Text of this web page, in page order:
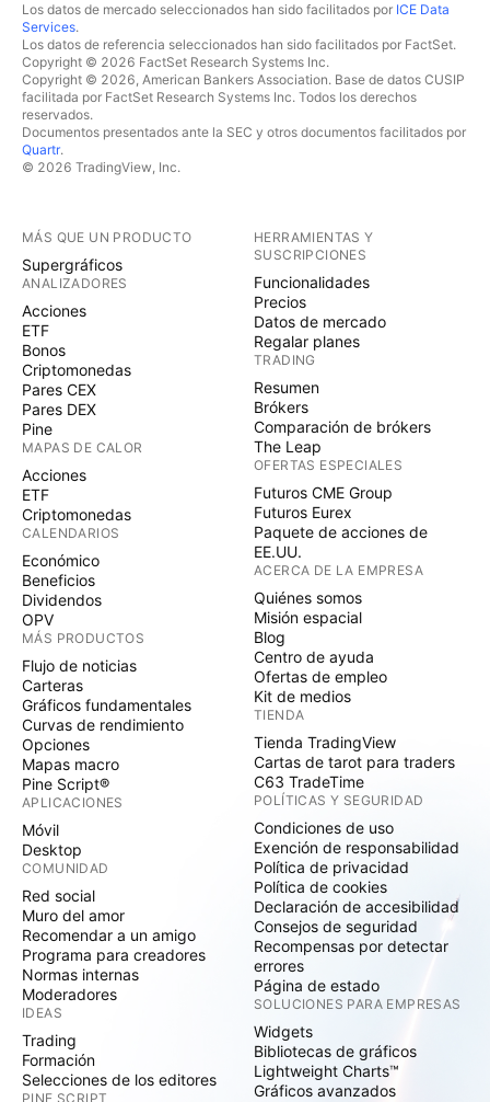
Los datos de mercado seleccionados han sido facilitados por ICE Data
Services.
Los datos de referencia seleccionados han sido facilitados por FactSet.
Copyright © 2026 FactSet Research Systems Inc.
Copyright © 2026, American Bankers Association. Base de datos CUSIP
facilitada por FactSet Research Systems Inc. Todos los derechos
reservados.
Documentos presentados ante la SEC y otros documentos facilitados por
Quartr.
© 2026 TradingView, Inc.
MÁS QUE UN PRODUCTO
Supergráficos
ANALIZADORES
Acciones
ETF
Bonos
Criptomonedas
Pares CEX
Pares DEX
Pine
MAPAS DE CALOR
Acciones
ETF
Criptomonedas
CALENDARIOS
Económico
Beneficios
Dividendos
OPV
MÁS PRODUCTOS
Flujo de noticias
Carteras
Gráficos fundamentales
Curvas de rendimiento
Opciones
Mapas macro
Pine Script®
APLICACIONES
Móvil
Desktop
COMUNIDAD
Red social
Muro del amor
Recomendar a un amigo
Programa para creadores
Normas internas
Moderadores
IDEAS
Trading
Formación
Selecciones de los editores
PINE SCRIPT
HERRAMIENTAS Y
SUSCRIPCIONES
Funcionalidades
Precios
Datos de mercado
Regalar planes
TRADING
Resumen
Brókers
Comparación de brókers
The Leap
OFERTAS ESPECIALES
Futuros CME Group
Futuros Eurex
Paquete de acciones de
EE.UU.
ACERCA DE LA EMPRESA
Quiénes somos
Misión espacial
Blog
Centro de ayuda
Ofertas de empleo
Kit de medios
TIENDA
Tienda TradingView
Cartas de tarot para traders
C63 TradeTime
POLÍTICAS Y SEGURIDAD
Condiciones de uso
Exención de responsabilidad
Política de privacidad
Política de cookies
Declaración de accesibilidad
Consejos de seguridad
Recompensas por detectar
errores
Página de estado
SOLUCIONES PARA EMPRESAS
Widgets
Bibliotecas de gráficos
Lightweight Charts™
Gráficos avanzados